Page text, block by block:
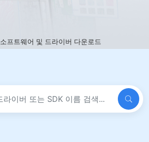
소프트웨어 및 드라이버 다운로드